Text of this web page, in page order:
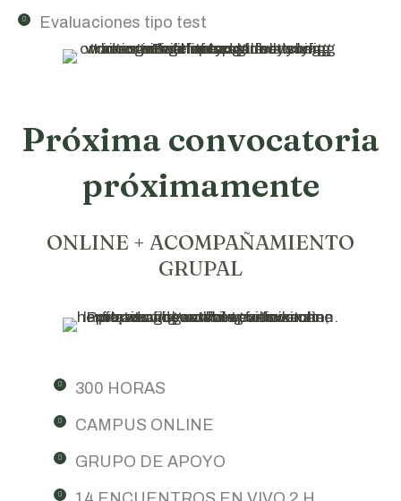
Evaluaciones tipo test
Próxima convocatoria
próximamente
ONLINE + ACOMPAÑAMIENTO
GRUPAL
300 HORAS
CAMPUS ONLINE
GRUPO DE APOYO